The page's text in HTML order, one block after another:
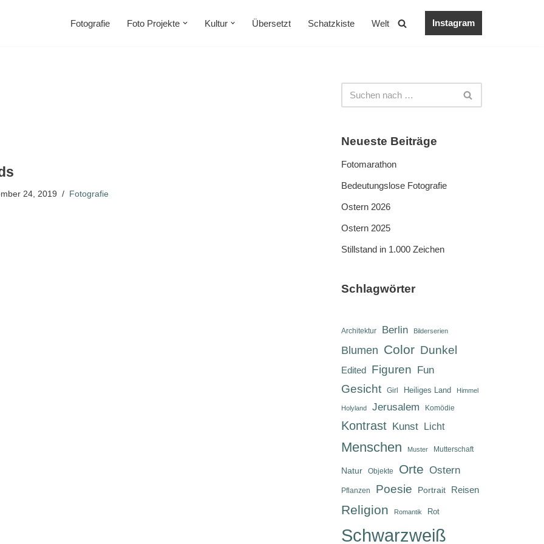
Fotografie Foto Projekte Kultur Übersetzt Schatzkiste Welt Instagram
24, 2019 Fotografie
Neueste Beiträge
Fotomarathon
Bedeutungslose Fotografie
Ostern 2026
Ostern 2025
Stillstand in 1.000 Zeichen
Schlagwörter
Architektur Berlin Bilderserien
Blumen Color Dunkel
Edited Figuren Fun
Gesicht Girl Heiliges Land Himmel
Holyland Jerusalem Komödie
Kontrast Kunst Licht
Menschen Muster Mutterschaft
Natur Objekte Orte Ostern
Pflanzen Poesie Portrait Reisen
Religion Romantik Rot
Schwarzweiß